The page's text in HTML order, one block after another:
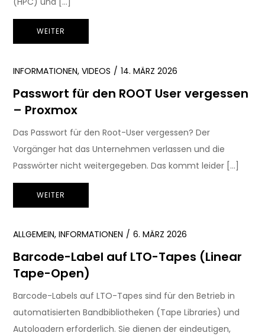
WEITER
INFORMATIONEN,VIDEOS 14. MÄRZ 2026
Passwort für den ROOT User vergessen
– Proxmox
Das Passwort für den Root-User vergessen? Der
Vorgänger hat das Unternehmen verlassen und die
Passwörter nicht weitergegeben. Das kommt leider […]
WEITER
ALLGEMEIN,INFORMATIONEN 6. MÄRZ 2026
Barcode-Label auf LTO-Tapes (Linear
Tape-Open)
Barcode-Labels auf LTO-Tapes sind für den Betrieb in
automatisierten Bandbibliotheken (Tape Libraries) und
Autoloadern erforderlich. Sie dienen der eindeutigen,